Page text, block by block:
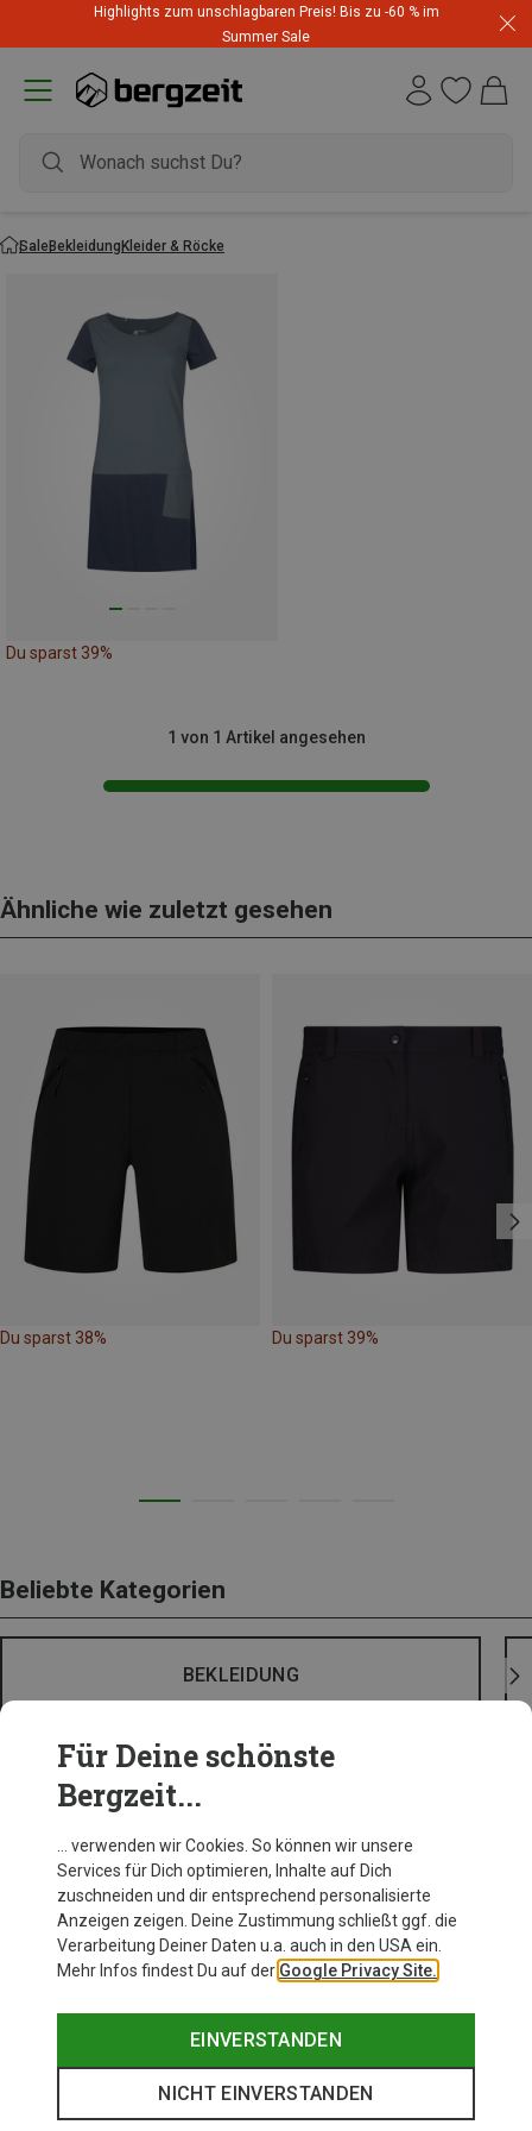
Highlights zum unschlagbaren Preis! Bis zu -60 % im
Summer Sale
SaleBekleidungKleider & Röcke
Du sparst 39%
1 von 1 Artikel angesehen
Ähnliche wie zuletzt gesehen
Du sparst 38% Du sparst 39%
Beliebte Kategorien
BEKLEIDUNG
Für Deine schönste
Bergzeit...
… verwenden wir Cookies. So können wir unsere
Services für Dich optimieren, Inhalte auf Dich
zuschneiden und dir entsprechend personalisierte
Anzeigen zeigen. Deine Zustimmung schließt ggf. die
Verarbeitung Deiner Daten u.a. auch in den USA ein.
Mehr Infos findest Du auf der Google Privacy Site.
EINVERSTANDEN
NICHT EINVERSTANDEN